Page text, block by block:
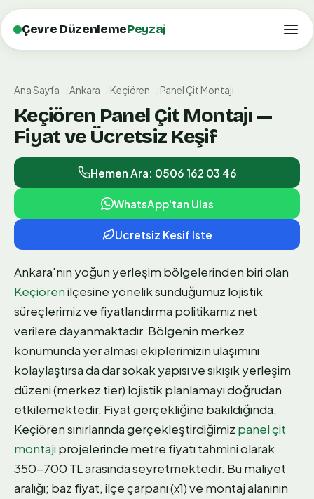
Çevre DüzenlemePeyzaj
Ana Sayfa Ankara Keçiören Panel Çit Montajı
Keçiören Panel Çit Montajı —
Fiyat ve Ücretsiz Keşif
Hemen Ara: 0506 162 03 46
WhatsApp'tan Ulas
Ucretsiz Kesif Iste
Ankara'nın yoğun yerleşim bölgelerinden biri olan
Keçiörenilçesine yönelik sunduğumuz lojistik
süreçlerimiz ve fiyatlandırma politikamız net
verilere dayanmaktadır. Bölgenin merkez
konumunda yer alması ekiplerimizin ulaşımını
kolaylaştırsa da dar sokak yapısı ve sıkışık yerleşim
düzeni (merkez tier) lojistik planlamayı doğrudan
etkilemektedir. Fiyat gerçekliğine bakıldığında,
Keçiören sınırlarında gerçekleştirdiğimiz panel çit
montajı projelerinde metre fiyatı tahmini olarak
350-700 TL arasında seyretmektedir. Bu maliyet
aralığı; baz fiyat, ilçe çarpanı (x1) ve montaj alanının